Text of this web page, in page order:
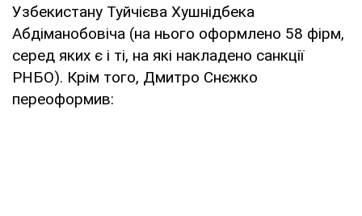
Узбекистану Туйчієва Хушнідбека
Абдіманобовіча (на нього оформлено 58 фірм,
серед яких є і ті, на які накладено санкції
РНБО). Крім того, Дмитро Снєжко
переоформив: